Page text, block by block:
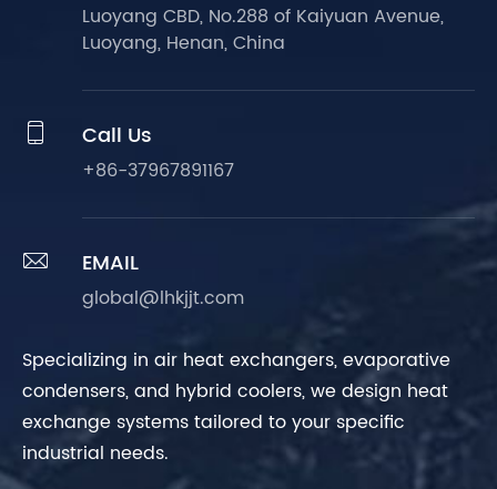
Luoyang CBD, No.288 of Kaiyuan Avenue,
Luoyang, Henan, China
 Call Us
+86-37967891167
 EMAIL
global@lhkjjt.com
Specializing in air heat exchangers, evaporative
condensers, and hybrid coolers, we design heat
exchange systems tailored to your specific
industrial needs.